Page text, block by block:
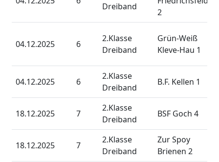
Dreiband
2
04.12.2025 6
2.Klasse
Dreiband
Grün-Weiß
Kleve-Hau 1
04.12.2025 6
2.Klasse
Dreiband
B.F. Kellen 1
18.12.2025 7
2.Klasse
Dreiband
BSF Goch 4
18.12.2025 7
2.Klasse
Dreiband
Zur Spoy
Brienen 2